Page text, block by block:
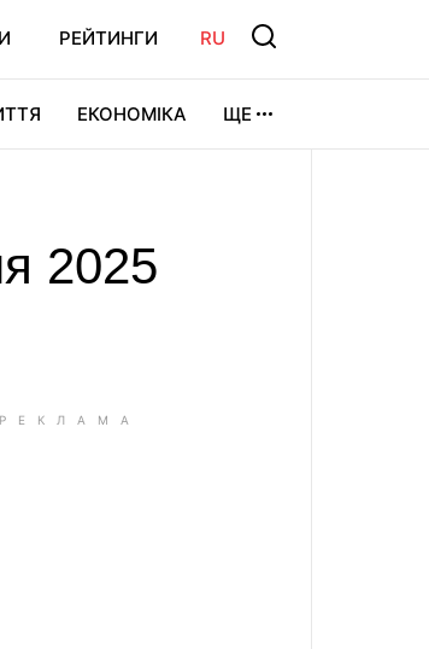
РЕЙТИНГИ RU
ЕКОНОМІКА ЩЕ
2025